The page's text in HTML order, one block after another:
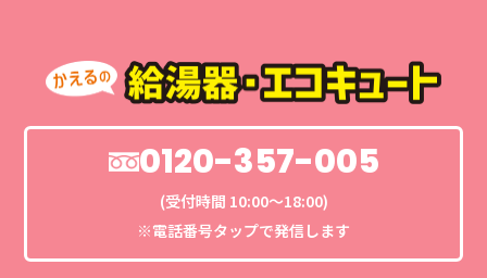
0120-357-005
(受付時間 10:00〜18:00)
※電話番号タップで発信します